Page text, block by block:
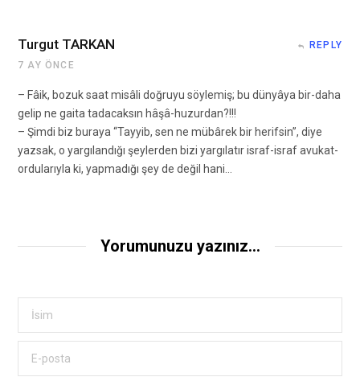
Turgut TARKAN
7 AY ÖNCE
REPLY
– Fâik, bozuk saat misâli doğruyu söylemiş; bu dünyâya bir-daha
gelip ne gaita tadacaksın hâşâ-huzurdan?!!!
– Şimdi biz buraya “Tayyib, sen ne mübârek bir herifsin”, diye
yazsak, o yargılandığı şeylerden bizi yargılatır israf-israf avukat-
ordularıyla ki, yapmadığı şey de değil hani…
Yorumunuzu yazınız...